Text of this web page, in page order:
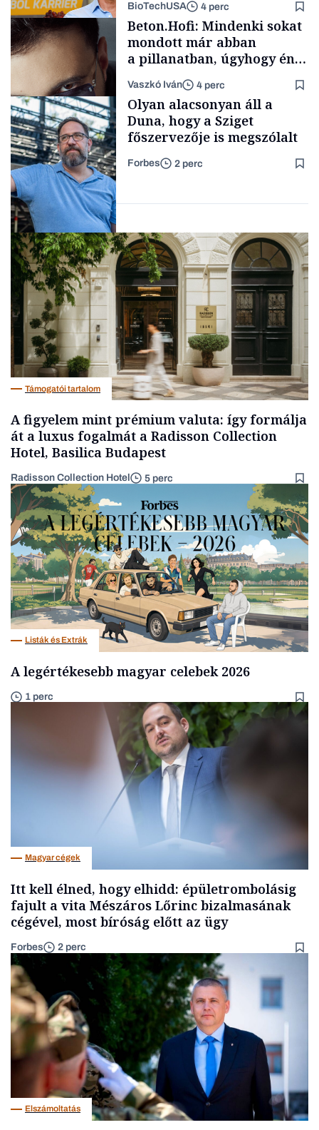
Politika
Content Lab HUB
BioTechUSA 4 perc
Forbes-sztori
Beton.Hofi: Mindenki sokat
mondott már abban
a pillanatban, úgyhogy én
a legsarkosabb
gondolataimat akartam
kimondani
Vaszkó Iván 4 perc
Társadalom
Olyan alacsonyan áll a
Duna, hogy a Sziget
főszervezője is megszólalt
Forbes 2 perc
Támogatói tartalom
A figyelem mint prémium valuta: így formálja
át a luxus fogalmát a Radisson Collection
Hotel, Basilica Budapest
Radisson Collection Hotel 5 perc
Listák és Extrák
A legértékesebb magyar celebek 2026
1 perc
Magyar cégek
Itt kell élned, hogy elhidd: épületrombolásig
fajult a vita Mészáros Lőrinc bizalmasának
cégével, most bíróság előtt az ügy
Forbes 2 perc
Elszámoltatás